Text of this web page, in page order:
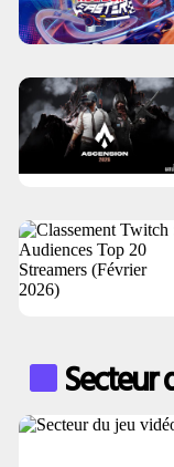
Secteur